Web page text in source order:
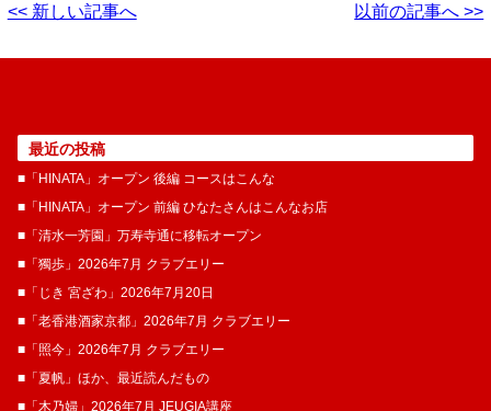
<< 新しい記事へ 以前の記事へ >>
最近の投稿
■「HINATA」オープン 後編 コースはこんな
■「HINATA」オープン 前編 ひなたさんはこんなお店
■「清水一芳園」万寿寺通に移転オープン
■「獨歩」2026年7月 クラブエリー
■「じき 宮ざわ」2026年7月20日
■「老香港酒家京都」2026年7月 クラブエリー
■「照今」2026年7月 クラブエリー
■「夏帆」ほか、最近読んだもの
■「木乃婦」2026年7月 JEUGIA講座